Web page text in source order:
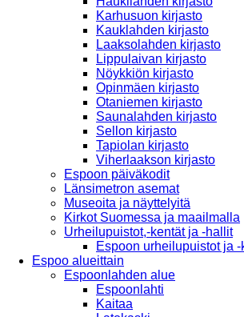
Karhusuon kirjasto
Kauklahden kirjasto
Laaksolahden kirjasto
Lippulaivan kirjasto
Nöykkiön kirjasto
Opinmäen kirjasto
Otaniemen kirjasto
Saunalahden kirjasto
Sellon kirjasto
Tapiolan kirjasto
Viherlaakson kirjasto
Espoon päiväkodit
Länsimetron asemat
Museoita ja näyttelyitä
Kirkot Suomessa ja maailmalla
Urheilupuistot,-kentät ja -hallit
Espoon urheilupuistot ja -
Espoo alueittain
Espoonlahden alue
Espoonlahti
Kaitaa